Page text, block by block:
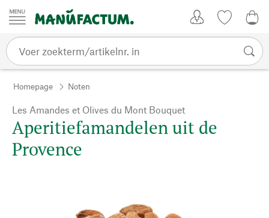
Passer au contenu
Homepage Noten
Les Amandes et Olives du Mont Bouquet
Aperitiefamandelen uit de
Provence